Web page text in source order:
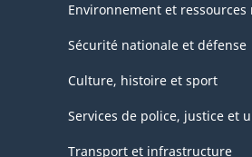
Environnement et ressources
Sécurité nationale et défense
Culture, histoire et sport
Services de police, justice et
Transport et infrastructure